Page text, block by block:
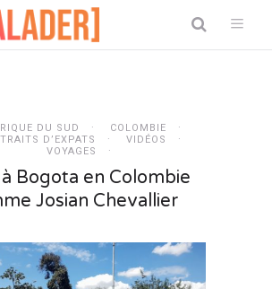
DU SUD
COLOMBIE
D’EXPATS
VIDÉOS
VOYAGES
Bogota en Colombie
Josian Chevallier